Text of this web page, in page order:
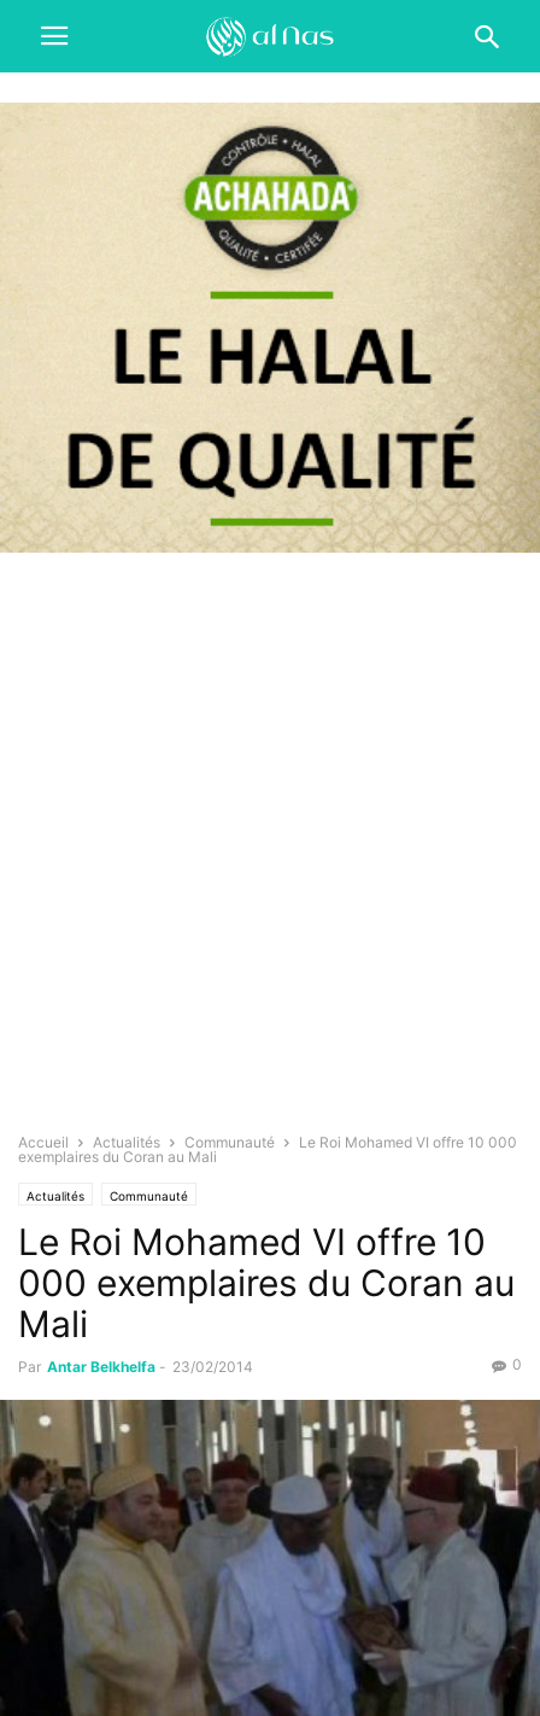
Accueil Actualités Communauté
Le Roi Mohamed VI offre 10 000
exemplaires du Coran au Mali
Actualités Communauté
Le Roi Mohamed VI offre 10
000 exemplaires du Coran au
Mali
Par Antar Belkhelfa - 23/02/2014 0